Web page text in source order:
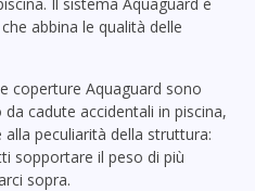
abbina le qualità delle
coperture Aquaguard sono
cadute accidentali in piscina,
peculiarità della struttura:
sopportare il peso di più
sopra.